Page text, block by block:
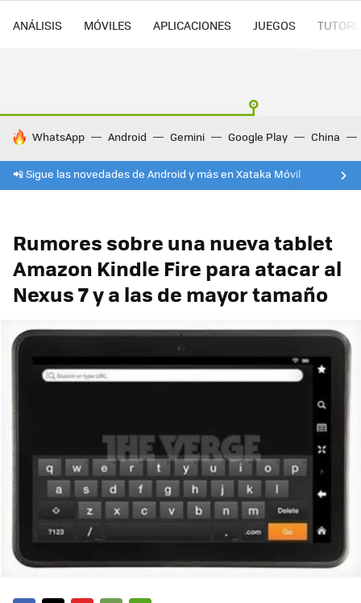
ANÁLISIS MÓVILES APLICACIONES JUEGOS
HOY SE HABLA DE
WhatsApp Android Gemini Google Play China
📲 Sigue las novedades de Android y más en Xataka Móvil
Rumores sobre una nueva tablet
Amazon Kindle Fire para atacar al
Nexus 7 y a las de mayor tamaño